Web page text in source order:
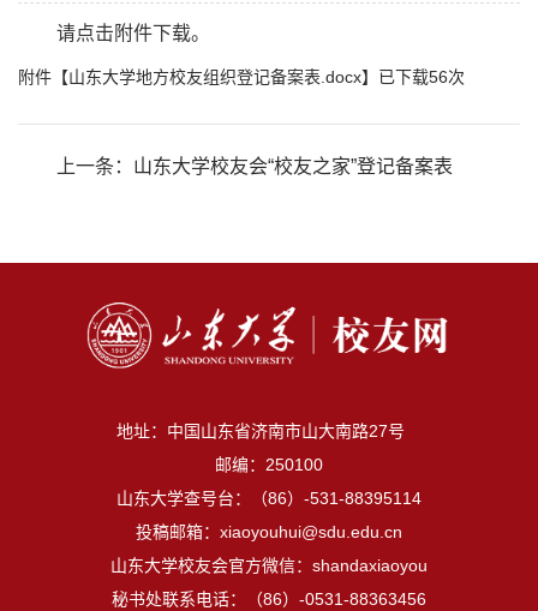
请点击附件下载。
附件【山东大学地方校友组织登记备案表.docx】已下载56次
上一条： 山东大学校友会“校友之家”登记备案表
地址：中国山东省济南市山大南路27号
邮编：250100
山东大学查号台：（86）-531-88395114
投稿邮箱：xiaoyouhui@sdu.edu.cn
山东大学校友会官方微信：shandaxiaoyou
秘书处联系电话：（86）-0531-88363456